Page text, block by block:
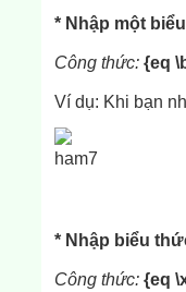
* Nhập một
Công thức: {eq
Ví dụ: Khi bạn
* Nhập biểu
Công thức: {eq